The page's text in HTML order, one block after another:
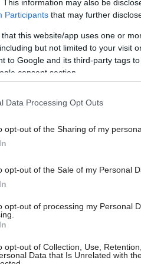
This information may also be
Participants that may further
that this website/app uses one or
but not limited to your visit
to Google and its third-party tags
consent section.
Data Processing Opt Outs
opt-out of the Sharing of my
opt-out of the Sale of my Personal
opt-out of processing my Personal
opt-out of Collection, Use,
Data that Is Unrelated with
funkčnosť a účelnosť.
osvetlenie pracovnej
je vhodná lampa s
tvaru s osadenou
(4 000 kelvinov, na
použiť lineárne žiarivky